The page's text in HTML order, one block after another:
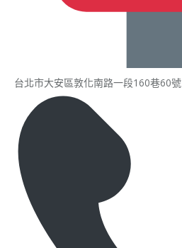
台北市大安區敦化南路一段160巷60號